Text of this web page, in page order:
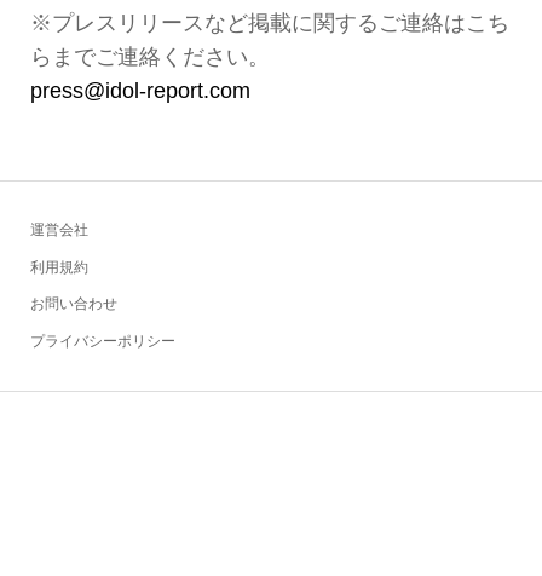
※プレスリリースなど掲載に関するご連絡はこち
らまでご連絡ください。
press@idol-report.com
運営会社
利用規約
お問い合わせ
プライバシーポリシー